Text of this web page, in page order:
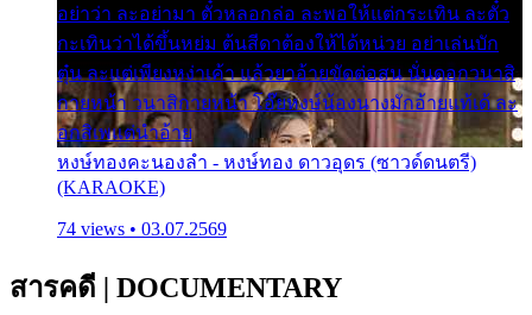
อย่าว่า ละอย่ามา ตั๋วหลอกล่อ ละพอให้แต่กระเทิน ละตั๋ว
กะเทินว่าได้ขึ้นหย่ม ต้นสีดาต้องให้ได้หน่วย อย่าเล่นบัก
ตุ๋น ละแต่เพียงหง่าเค้า แล้วยาอ้ายขัดต่อสน นั่นดอกวนาสิ
กายหน้า วนาสิกายหน้า โอ๊ยหงษ์น้องนางมักอ้ายแท้เด้ ละ
อกสิเพแต่นำอ้าย
หงษ์ทองคะนองลำ - หงษ์ทอง ดาวอุดร (ซาวด์ดนตรี)
(KARAOKE)
74 views • 03.07.2569
สารคดี | DOCUMENTARY